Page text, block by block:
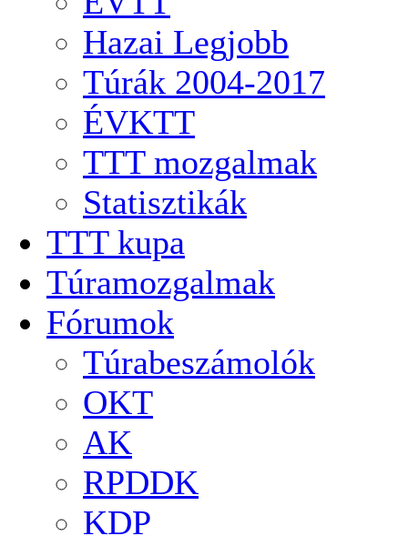
Hazai Legjobb
Túrák 2004-2017
ÉVKTT
TTT mozgalmak
Statisztikák
TTT kupa
Túramozgalmak
Fórumok
Túrabeszámolók
OKT
AK
RPDDK
KDP